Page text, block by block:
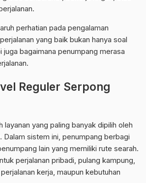
perhatian pada pengalaman
yang baik bukan hanya soal
juga bagaimana penumpang merasa
Reguler Serpong
layanan yang paling banyak dipilih oleh
Dalam sistem ini, penumpang berbagi
lain yang memiliki rute searah.
perjalanan pribadi, pulang kampung,
kerja, maupun kebutuhan